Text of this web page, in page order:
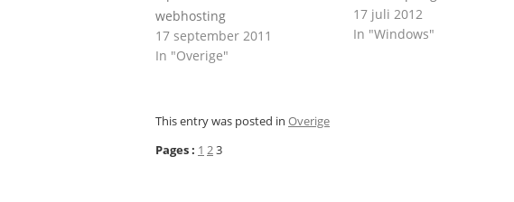
webhosting
17 september 2011
In "Overige"
17 juli 2012
In "Windows"
This entry was posted in Overige
Pages : 1 23